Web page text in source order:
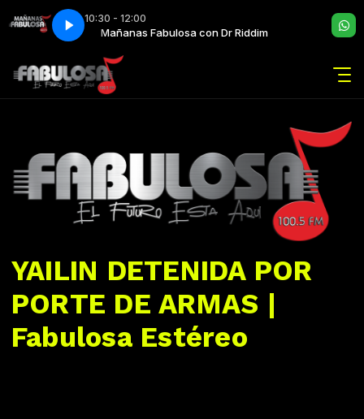
10:30 - 12:00
Riddim Mañanas Fabulosa con Dr Riddim
YAILIN DETENIDA POR
PORTE DE ARMAS |
Fabulosa Estéreo